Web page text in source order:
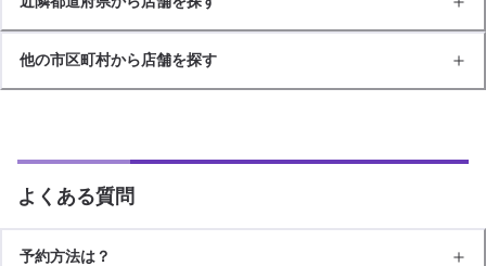
他の市区町村から店舗を探す
よくある質問
予約方法は？